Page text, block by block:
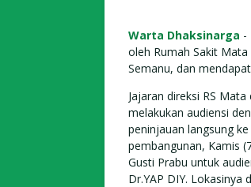
Warta Dhaksinarga -
oleh Rumah Sakit Mata
Semanu, dan
Jajaran direksi RS
melakukan audiensi
peninjauan langsung
pembangunan, Kamis
Gusti Prabu untuk
Dr.YAP DIY. Lokasinya